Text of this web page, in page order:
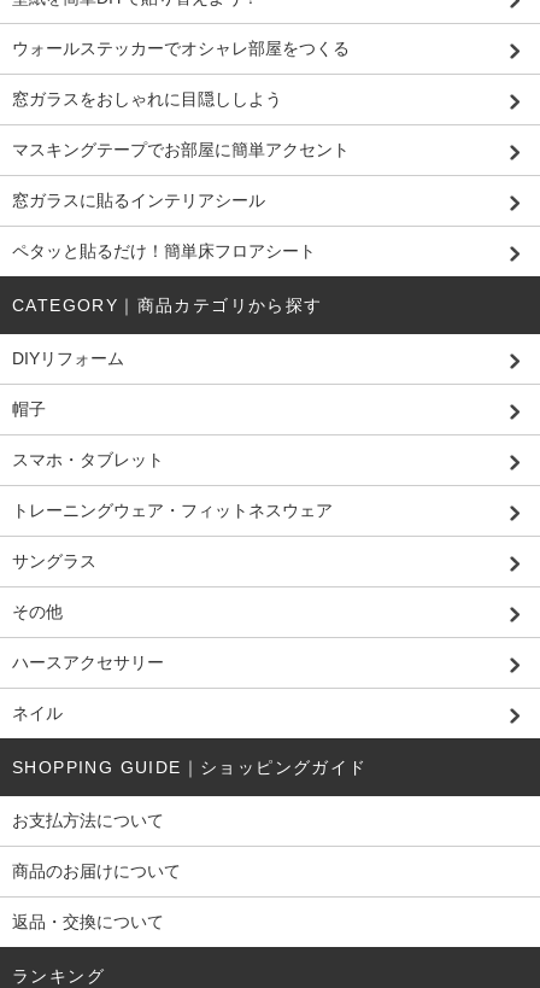
ウォールステッカーでオシャレ部屋をつくる
窓ガラスをおしゃれに目隠ししよう
マスキングテープでお部屋に簡単アクセント
窓ガラスに貼るインテリアシール
ペタッと貼るだけ！簡単床フロアシート
CATEGORY｜商品カテゴリから探す
DIYリフォーム
帽子
スマホ・タブレット
トレーニングウェア・フィットネスウェア
サングラス
その他
ハースアクセサリー
ネイル
SHOPPING GUIDE｜ショッピングガイド
お支払方法について
商品のお届けについて
返品・交換について
ランキング